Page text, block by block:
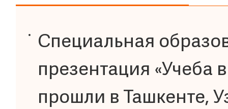
Специальная
презентация «Учеба
прошли в Ташкенте,